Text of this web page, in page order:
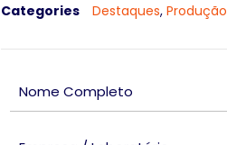
Categories Destaques, Produção